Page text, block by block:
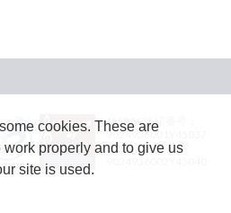
JASRAC許諾番号：
9024936001Y45037
JASRAC許諾番号：
cookies. These are
work properly and to give us
site is used.